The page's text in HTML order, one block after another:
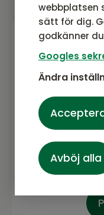
webbplatsen
sätt för dig.
godkänner
Googles
Ändra
Avböj alla
Gå
Prenumerera